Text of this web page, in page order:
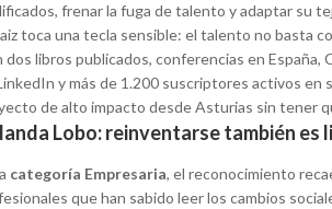
frenar la fuga de talento y adaptar su
toca una tecla sensible: el talento no basta
dos libros publicados, conferencias en España,
y más de 1.200 suscriptores activos
de alto impacto desde Asturias sin tener
Lobo: reinventarse también es
categoría Empresaria, el reconocimiento
que han sabido leer los cambios